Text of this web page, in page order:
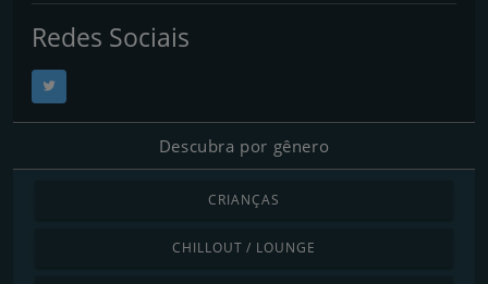
Redes Sociais
Descubra por gênero
CRIANÇAS
CHILLOUT / LOUNGE